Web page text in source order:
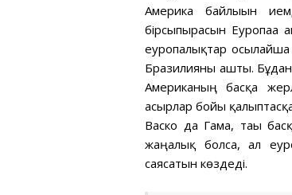
Америка байлығын
бірсыпырасын
еуропалықтар
Бразилияны ашты. Бұдан
Американың басқа
ғасырлар бойы
Васко да Гама, тағы
жаңалық болса, ал
саясатын көздеді.